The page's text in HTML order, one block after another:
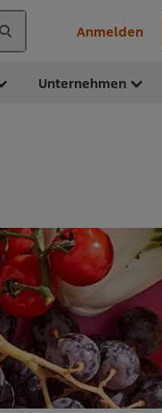
Anmelden
Unternehmen